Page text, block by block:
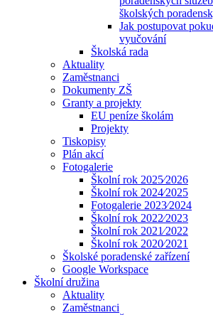
školských
Jak postupovat
vyučování
Školská rada
Aktuality
Zaměstnanci
Dokumenty ZŠ
Granty a projekty
EU peníze školám
Projekty
Tiskopisy
Plán akcí
Fotogalerie
Školní rok 2025⁄2026
Školní rok 2024⁄2025
Fotogalerie 2023⁄2024
Školní rok 2022⁄2023
Školní rok 2021⁄2022
Školní rok 2020⁄2021
Školské poradenské zařízení
Google Workspace
Školní družina
Aktuality
Zaměstnanci